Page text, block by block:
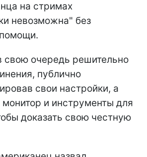
на стримах
невозможна" без
свою очередь решительно
публично
свои настройки, а
и инструменты для
доказать свою честную